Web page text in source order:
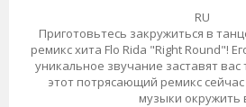
RU
Приготовьтесь закружиться в
ремикс хита Flo Rida "Right Round"!
уникальное звучание заставят
этот потрясающий ремикс
музыки окружить